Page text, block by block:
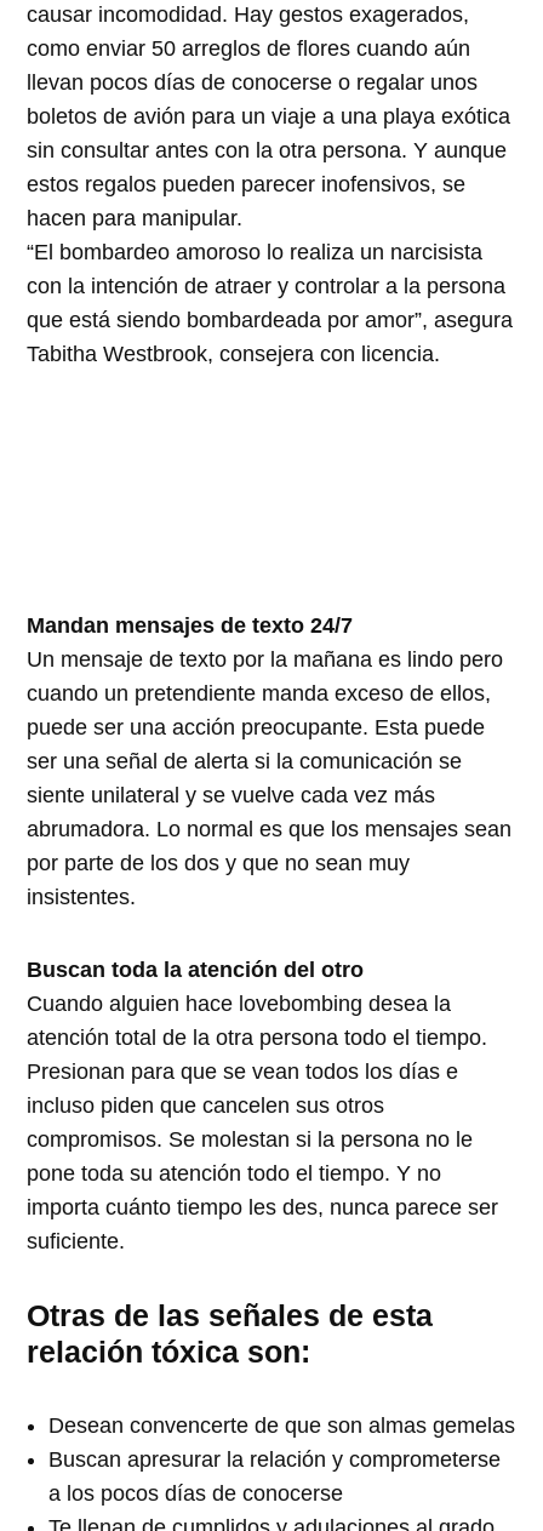
causar incomodidad. Hay gestos exagerados,
como enviar 50 arreglos de flores cuando aún
llevan pocos días de conocerse o regalar unos
boletos de avión para un viaje a una playa exótica
sin consultar antes con la otra persona. Y aunque
estos regalos pueden parecer inofensivos, se
hacen para manipular.
“El bombardeo amoroso lo realiza un narcisista
con la intención de atraer y controlar a la persona
que está siendo bombardeada por amor”, asegura
Tabitha Westbrook, consejera con licencia.
Mandan mensajes de texto 24/7
Un mensaje de texto por la mañana es lindo pero
cuando un pretendiente manda exceso de ellos,
puede ser una acción preocupante. Esta puede
ser una señal de alerta si la comunicación se
siente unilateral y se vuelve cada vez más
abrumadora. Lo normal es que los mensajes sean
por parte de los dos y que no sean muy
insistentes.
Buscan toda la atención del otro
Cuando alguien hace lovebombing desea la
atención total de la otra persona todo el tiempo.
Presionan para que se vean todos los días e
incluso piden que cancelen sus otros
compromisos. Se molestan si la persona no le
pone toda su atención todo el tiempo. Y no
importa cuánto tiempo les des, nunca parece ser
suficiente.
Otras de las señales de esta
relación tóxica son:
Desean convencerte de que son almas gemelas
Buscan apresurar la relación y comprometerse
a los pocos días de conocerse